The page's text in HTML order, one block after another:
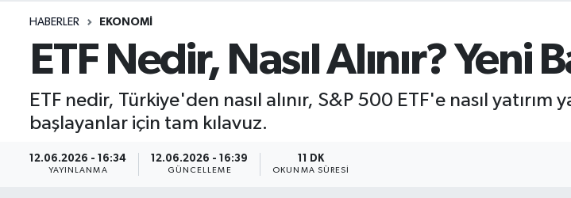
HABERLER EKONOMI
ETF Nedir, Nasıl Alınır?
ETF nedir, Türkiye'den nasıl alınır, S&P 500 ETF'e nasıl
başlayanlar için tam kılavuz.
12.06.2026 - 16:34
YAYINLANMA
12.06.2026 - 16:39
GÜNCELLEME
11 DK
OKUNMA SÜRESI
İletişim
Künye
Yasal Uyarı